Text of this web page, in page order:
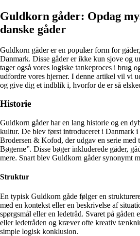
Guldkorn gåder: Opdag
danske gåder
Guldkorn gåder er en populær form for
Danmark. Disse gåder er ikke kun sjove og
tager også vores logiske tankeproces i brug
udfordre vores hjerner. I denne artikel vil vi
og give dig et indblik i, hvorfor de er så
Historie
Guldkorn gåder har en lang historie og en
kultur. De blev først introduceret i Danmark i
Brodersen & Kofod, der udgav en serie med
Bøgerne”. Disse bøger inkluderede gåder,
mere. Snart blev Guldkorn gåder synonymt
Struktur
En typisk Guldkorn gåde følger en
med en kontekst eller en beskrivelse af
spørgsmål eller en ledetråd. Svaret på gåden
eller ledetråden og kræver ofte kreativ
simple logisk konklusion.